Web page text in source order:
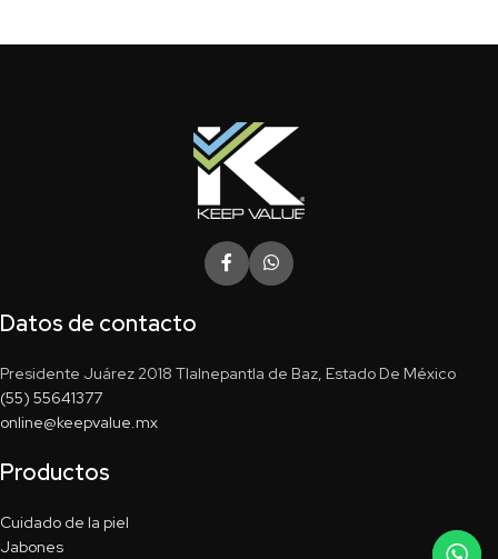
Datos de contacto
Presidente Juárez 2018 Tlalnepantla de Baz, Estado De México
(55) 55641377
online@keepvalue.mx
Productos
Cuidado de la piel
Jabones